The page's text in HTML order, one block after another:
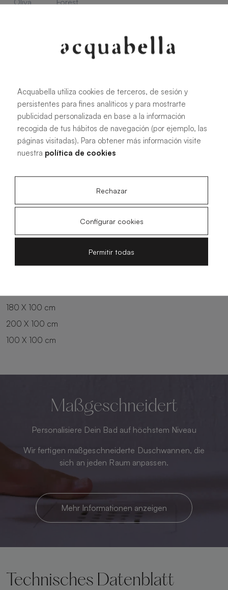
Alle Maße
100 X 70 cm
120 X 70 cm
140 X 70 cm
160 X 70 cm
200 X 70 cm
100 X 80 cm
140 X 80 cm
160 X 80 cm
180 X 80 cm
160 X 90 cm
180 X 90 cm
120 X 100 cm
180 X 100 cm
200 X 100 cm
100 X 100 cm
Maßgeschneidert
Personalisiere Dein Bad auf höchstem Niveau
Wir fertigen maßgeschneiderte Duschwannen, die
sich an jeden Raum anpassen.
Mehr Informationen anzeigen
Technisches Datenblatt
Acquabella utiliza cookies de terceros, de sesión y
persistentes para fines analíticos y para mostrarte
publicidad personalizada en base a la información
recogida de tus hábitos de navegación (por ejemplo, las
páginas visitadas). Para obtener más información visite
nuestra política de cookies
Rechazar
Configurar cookies
Permitir todas